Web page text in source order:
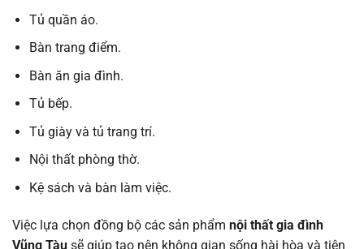
Tủ quần áo.
Bàn trang điểm.
Bàn ăn gia đình.
Tủ bếp.
Tủ giày và tủ trang trí.
Nội thất phòng thờ.
Kệ sách và bàn làm việc.
Việc lựa chọn đồng bộ các sản phẩm nội thất gia đình
Vũng Tàu sẽ giúp tạo nên không gian sống hài hòa và tiện